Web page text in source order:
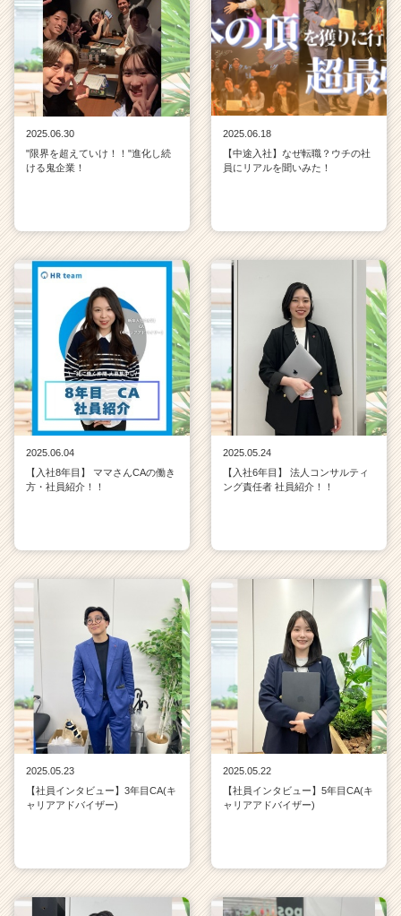
（C
h
e
e
r
C
e
2025.06.30
"限界を超えていけ！！"進化し続
ける鬼企業！
2025.06.18
【中途入社】なぜ転職？ウチの社
員にリアルを聞いみた！
2025.06.04
【入社8年目】 ママさんCAの働き
方・社員紹介！！
2025.05.24
【入社6年目】 法人コンサルティ
ング責任者 社員紹介！！
2025.05.23
【社員インタビュー】3年目CA(キ
ャリアアドバイザー)
2025.05.22
【社員インタビュー】5年目CA(キ
ャリアアドバイザー)